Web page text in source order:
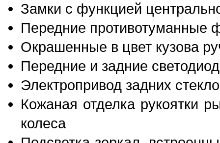
Замки с функцией
Передние противотуманные
Окрашенные в цвет кузова
Передние и задние
Электропривод задних
Кожаная отделка рукоятки
колеса